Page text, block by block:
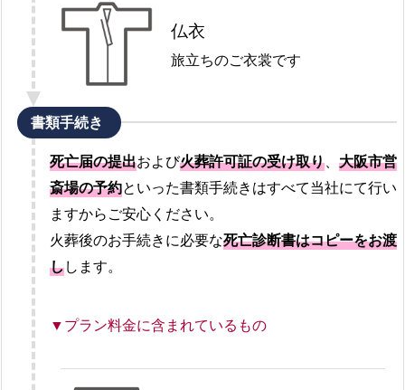
仏衣
旅立ちのご衣裳です
書類手続き
死亡届の提出および火葬許可証の受け取り、 大阪市営
斎場の予約といった書類手続きはすべて当社にて行い
ますからご安心ください。
火葬後のお手続きに必要な死亡診断書はコピーをお渡
しします。
▼プラン料金に含まれているもの